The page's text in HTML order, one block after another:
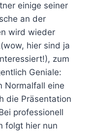
einige seiner
an der
wird wieder
hier sind ja
zum
Geniale:
Normalfall eine
die Präsentation
professionell
folgt hier nun